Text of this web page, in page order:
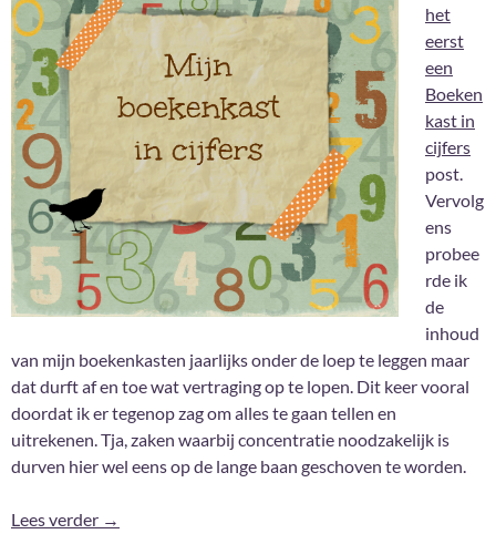
het
eerst
een
Boeken
kast in
cijfers
post.
Vervolg
ens
probee
rde ik
de
inhoud
van mijn boekenkasten jaarlijks onder de loep te leggen maar
dat durft af en toe wat vertraging op te lopen. Dit keer vooral
doordat ik er tegenop zag om alles te gaan tellen en
uitrekenen. Tja, zaken waarbij concentratie noodzakelijk is
durven hier wel eens op de lange baan geschoven te worden.
Lees verder Mijn boekenkast in cijfers #7: 2022
→